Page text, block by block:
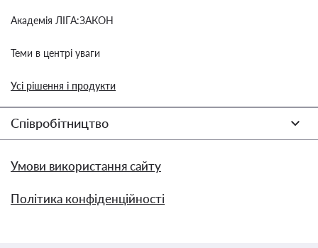
Академія ЛІГА:ЗАКОН
Теми в центрі уваги
Усі рішення і продукти
Співробітництво
Умови використання сайту
Політика конфіденційності